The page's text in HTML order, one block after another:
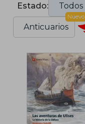
Estado: Todos
Anticuarios
Nuevo